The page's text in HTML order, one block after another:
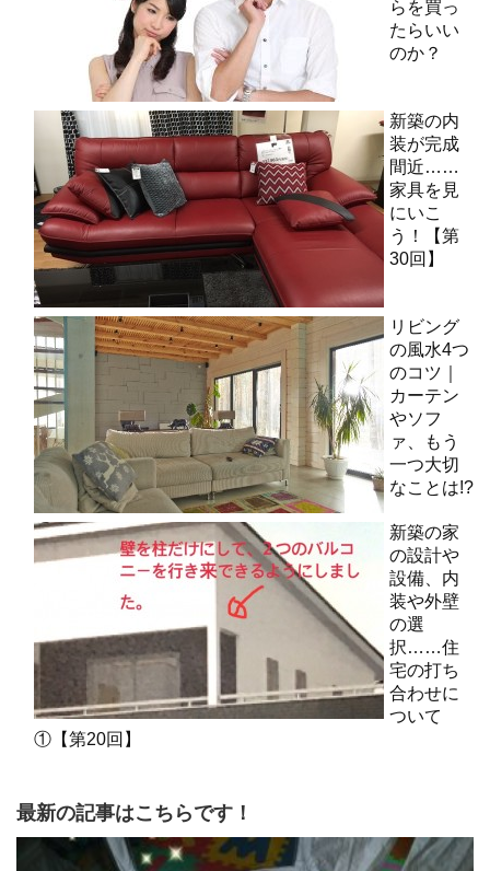
らを買っ
たらいい
のか？
新築の内
装が完成
間近……
家具を見
にいこ
う！【第
30回】
リビング
の風水4つ
のコツ｜
カーテン
やソフ
ァ、もう
一つ大切
なことは!?
新築の家
の設計や
設備、内
装や外壁
の選
択……住
宅の打ち
合わせに
ついて
①【第20回】
最新の記事はこちらです！